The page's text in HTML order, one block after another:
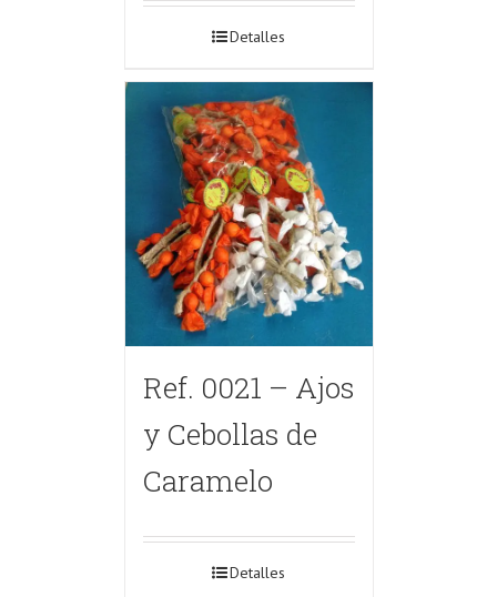
Detalles
Ref. 0021 – Ajos
y Cebollas de
Caramelo
Detalles